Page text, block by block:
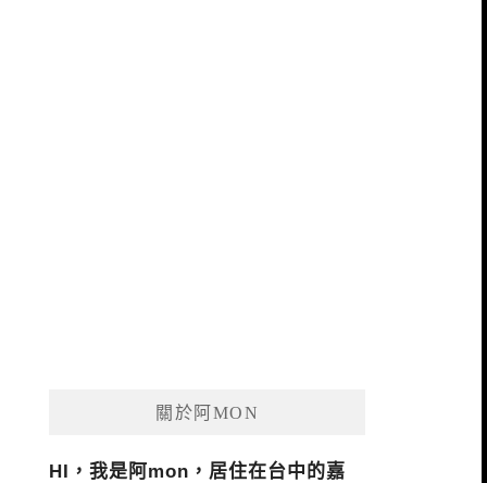
關於阿MON
HI，我是阿mon，居住在台中的嘉